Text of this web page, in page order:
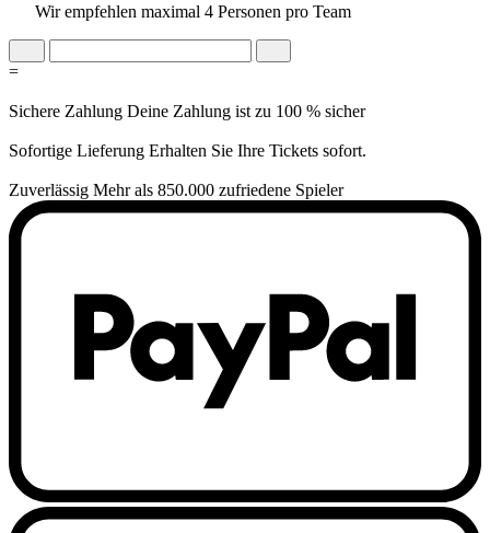
Wir empfehlen maximal 4 Personen pro Team
=
Sichere Zahlung Deine Zahlung ist zu 100 % sicher
Sofortige Lieferung Erhalten Sie Ihre Tickets sofort.
Zuverlässig Mehr als 850.000 zufriedene Spieler